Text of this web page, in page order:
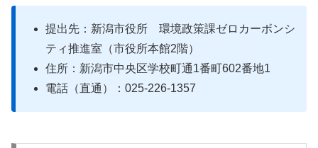
提出先：新潟市役所 環境政策課ゼロカーボンシ
ティ推進室（市役所本館2階）
住所：新潟市中央区学校町通1番町602番地1
電話（直通）：025-226-1357